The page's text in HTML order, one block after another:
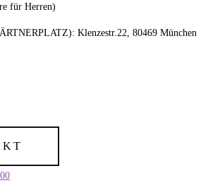
für Herren)
Klenzestr.22, 80469 München